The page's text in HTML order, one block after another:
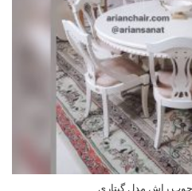
چوب راش مدل گیتاری